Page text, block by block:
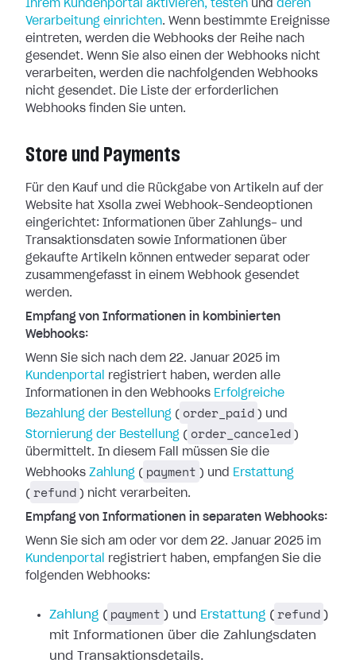
Ihrem Kundenportal aktivieren, testen und deren
Verarbeitung einrichten. Wenn bestimmte Ereignisse
eintreten, werden die Webhooks der Reihe nach
gesendet. Wenn Sie also einen der Webhooks nicht
verarbeiten, werden die nachfolgenden Webhooks
nicht gesendet. Die Liste der erforderlichen
Webhooks finden Sie unten.
Store und Payments
Für den Kauf und die Rückgabe von Artikeln auf der
Website hat Xsolla zwei
Webhook-Sendeoptionen
eingerichtet: Informationen über Zahlungs- und
Transaktionsdaten sowie Informationen über
gekaufte Artikeln können entweder separat oder
zusammengefasst in einem Webhook gesendet
werden.
Empfang von Informationen in kombinierten
Webhooks:
Wenn Sie sich nach dem 22. Januar 2025 im
Kundenportal
registriert haben, werden alle
Informationen in den Webhooks Erfolgreiche
Bezahlung der Bestellung ( order_paid ) und
Stornierung der Bestellung ( order_canceled )
übermittelt. In diesem Fall müssen Sie die
Webhooks Zahlung ( payment ) und Erstattung
( refund ) nicht verarbeiten.
Empfang von Informationen in separaten Webhooks:
Wenn Sie sich am oder vor dem 22. Januar 2025 im
Kundenportal
registriert haben, empfangen Sie die
folgenden Webhooks:
Zahlung ( payment ) und Erstattung ( refund )
mit Informationen über die Zahlungsdaten
und Transaktionsdetails.